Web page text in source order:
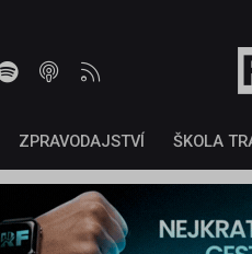
ZPRAVODAJSTVÍ ŠKOLA